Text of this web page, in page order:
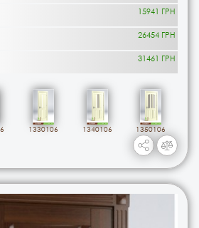
15941 ГРН
26454 ГРН
31461 ГРН
1330106 1340106 1350106